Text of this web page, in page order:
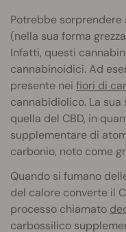
Potrebbe sorprendere
(nella sua forma
Infatti, questi
cannabinoidici. Ad
presente nei fiori di
cannabidiolico. La
quella del CBD, in
supplementare di
carbonio, noto come
Quando si fumano
del calore converte il
processo chiamato
carbossilico